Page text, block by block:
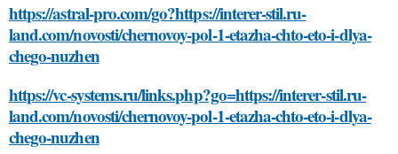
https://astral-pro.com/go?https://interer-stil.ru-
land.com/novosti/chernovoy-pol-1-etazha-chto-eto-i-dlya-
chego-nuzhen
https://vc-systems.ru/links.php?go=https://interer-stil.ru-
land.com/novosti/chernovoy-pol-1-etazha-chto-eto-i-dlya-
chego-nuzhen